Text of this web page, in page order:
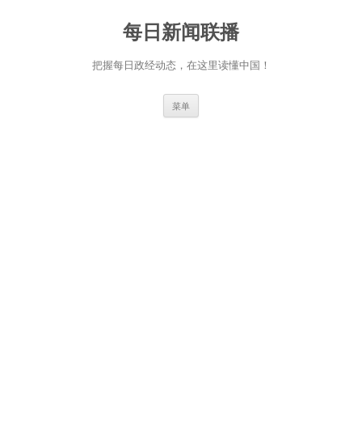
每日新闻联播
把握每日政经动态，在这里读懂中国！
菜单